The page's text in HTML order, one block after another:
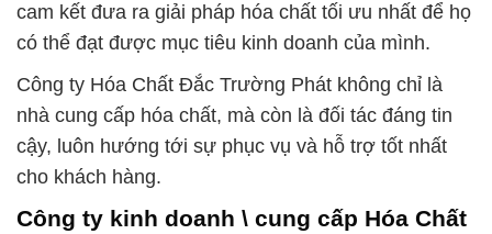
cam kết đưa ra giải pháp hóa chất tối ưu nhất để họ
có thể đạt được mục tiêu kinh doanh của mình.
Công ty Hóa Chất Đắc Trường Phát không chỉ là
nhà cung cấp hóa chất, mà còn là đối tác đáng tin
cậy, luôn hướng tới sự phục vụ và hỗ trợ tốt nhất
cho khách hàng.
Công ty kinh doanh \ cung cấp Hóa Chất